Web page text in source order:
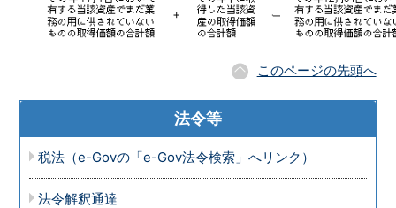
このページの先頭へ
法令等
税法（e-Govの「e-Gov法令検索」へリンク）
法令解釈通達